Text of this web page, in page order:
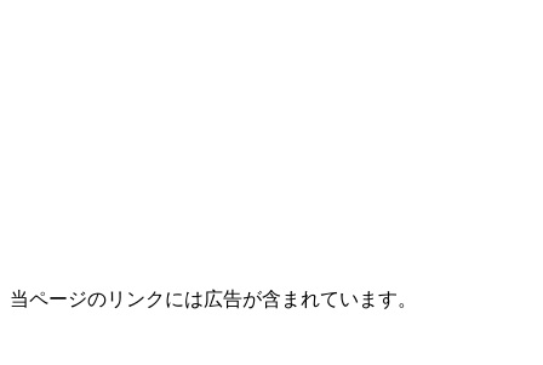
当ページのリンクには広告が含まれています。